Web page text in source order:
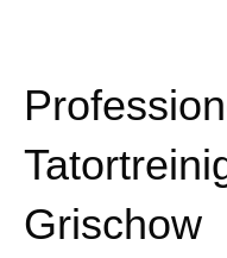
Grischow